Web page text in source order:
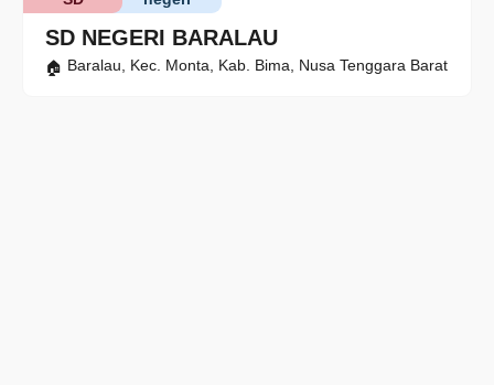
SD NEGERI BARALAU
Baralau, Kec. Monta, Kab. Bima, Nusa Tenggara Barat